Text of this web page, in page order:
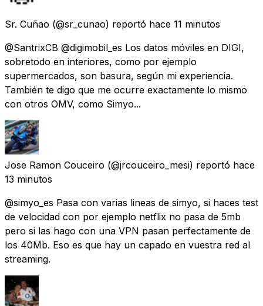
Sr. Cuñao (@sr_cunao) reportó hace 11 minutos
@SantrixCB @digimobil_es Los datos móviles en DIGI,
sobretodo en interiores, como por ejemplo
supermercados, son basura, según mi experiencia.
También te digo que me ocurre exactamente lo mismo
con otros OMV, como Simyo...
Jose Ramon Couceiro (@jrcouceiro_mesi) reportó hace
13 minutos
@simyo_es Pasa con varias lineas de simyo, si haces test
de velocidad con por ejemplo netflix no pasa de 5mb
pero si las hago con una VPN pasan perfectamente de
los 40Mb. Eso es que hay un capado en vuestra red al
streaming.